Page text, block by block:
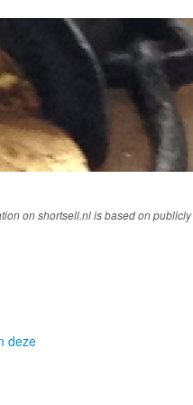
on shortsell.nl is based on
deze